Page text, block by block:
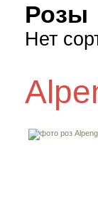
Розы
Нет